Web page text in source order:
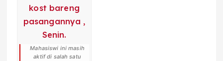
Mahasiswi ini masih
aktif di salah satu